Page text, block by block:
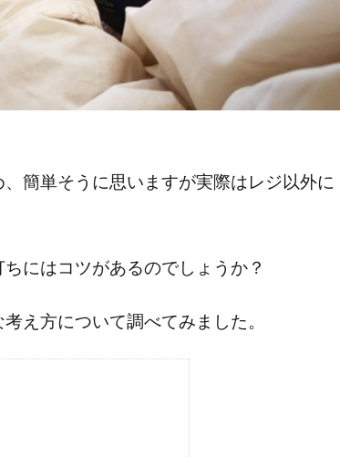
簡単そうに思いますが実際はレジ以外に
にはコツがあるのでしょうか？
え方について調べてみました。